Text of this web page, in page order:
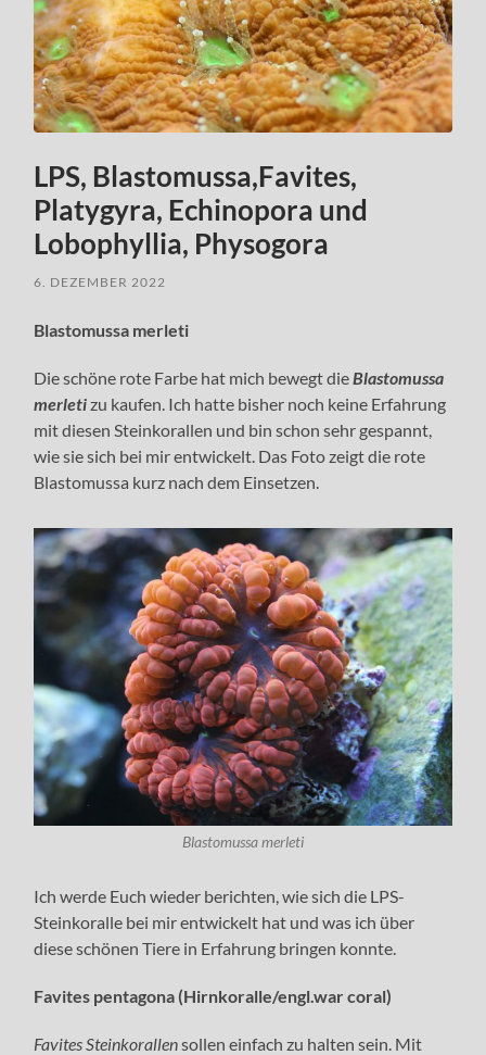
LPS, Blastomussa,Favites,
Platygyra, Echinopora und
Lobophyllia, Physogora
6. DEZEMBER 2022
Blastomussa merleti
Die schöne rote Farbe hat mich bewegt die Blastomussa
merletizu kaufen. Ich hatte bisher noch keine Erfahrung
mit diesen Steinkorallen und bin schon sehr gespannt,
wie sie sich bei mir entwickelt. Das Foto zeigt die rote
Blastomussa kurz nach dem Einsetzen.
Blastomussa merleti
Ich werde Euch wieder berichten, wie sich die LPS-
Steinkoralle bei mir entwickelt hat und was ich über
diese schönen Tiere in Erfahrung bringen konnte.
Favites pentagona (Hirnkoralle/engl.war coral)
Favites Steinkorallensollen einfach zu halten sein. Mit